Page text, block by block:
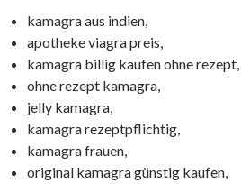
kamagra aus indien,
apotheke viagra preis,
kamagra billig kaufen ohne rezept,
ohne rezept kamagra,
jelly kamagra,
kamagra rezeptpflichtig,
kamagra frauen,
original kamagra günstig kaufen,